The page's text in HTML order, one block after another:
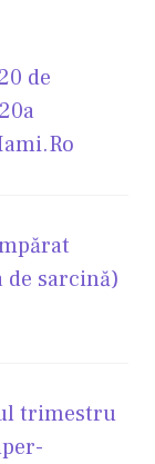
de
sarcină)
trimestru